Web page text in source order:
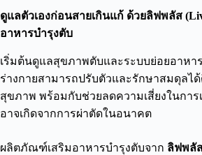
ดูแลตัวเองก่อนสายเกินแก้ ด้วยลิฟพลัส
อาหารบำรุงตับ
เริ่มต้นดูแลสุขภาพตับและระบบย่อยอาหา
ร่างกายสามารถปรับตัวและรักษาสมดุลไ
สุขภาพ พร้อมกับช่วยลดความเสี่ยงในกา
อาจเกิดจากการผ่าตัดในอนาคต
ผลิตภัณฑ์เสริมอาหารบำรุงตับจาก ลิฟพลั